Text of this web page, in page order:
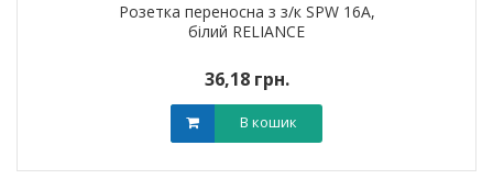
Розетка переносна з з/к SPW 16A,
білий RELIANCE
36,18 грн.
В кошик